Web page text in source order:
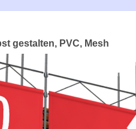
gestalten, PVC, Mesh